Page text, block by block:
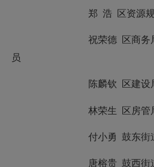
郑 浩 区资源
祝荣德
区商务
员
陈麟钦 区建设
林荣生 区房管
付小勇 鼓东街
唐榕贵 鼓西街